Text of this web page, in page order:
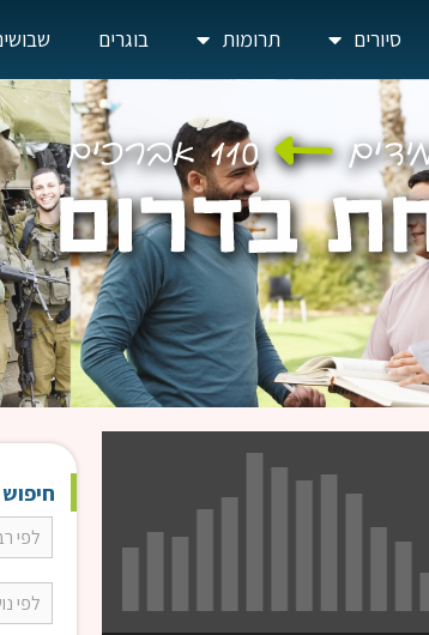
סיורים תרומות בוגרים